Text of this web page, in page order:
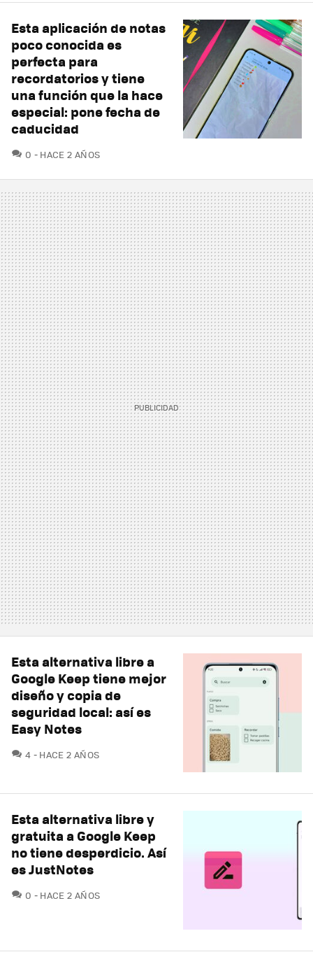
Esta aplicación de notas
poco conocida es
perfecta para
recordatorios y tiene
una función que la hace
especial: pone fecha de
caducidad
0 COMENTARIOS
HACE 2 AÑOS
Esta alternativa libre a
Google Keep tiene mejor
diseño y copia de
seguridad local: así es
Easy Notes
4 COMENTARIOS
HACE 2 AÑOS
Esta alternativa libre y
gratuita a Google Keep
no tiene desperdicio. Así
es JustNotes
0 COMENTARIOS
HACE 2 AÑOS